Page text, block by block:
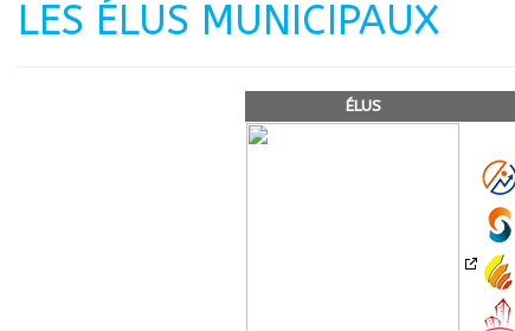
LES ÉLUS MUNICIPAUX
ÉLUS